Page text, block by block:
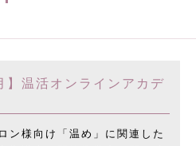
】温活オンラインアカデ
ン様向け「温め」に関連した